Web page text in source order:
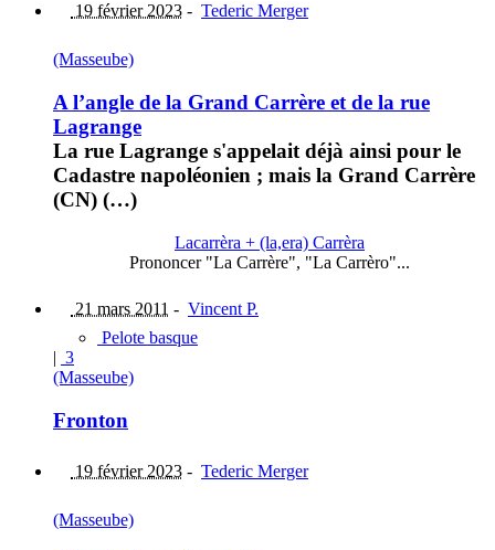
19 février 2023 - Tederic Merger
(Masseube)
A l’angle de la Grand Carrère et de la rue
Lagrange
La rue Lagrange s'appelait déjà ainsi pour le
Cadastre napoléonien ; mais la Grand Carrère
(CN) (…)
Lacarrèra + (la,era) Carrèra
Prononcer "La Carrère", "La Carrèro"...
21 mars 2011 - Vincent P.
Pelote basque
| 3
(Masseube)
Fronton
19 février 2023 - Tederic Merger
(Masseube)